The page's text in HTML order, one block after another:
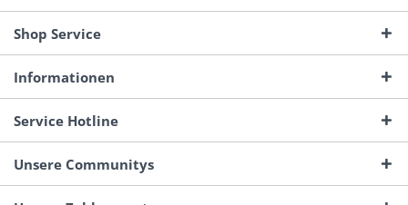
Shop Service
Informationen
Service Hotline
Unsere Communitys